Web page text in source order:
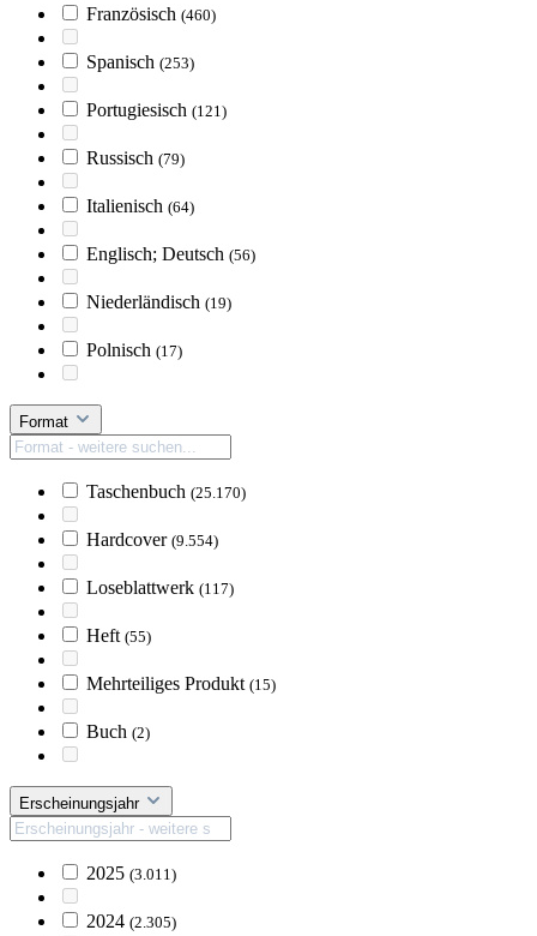
Französisch (460)
Spanisch (253)
Portugiesisch (121)
Russisch (79)
Italienisch (64)
Englisch; Deutsch (56)
Niederländisch (19)
Polnisch (17)
Format
Taschenbuch (25.170)
Hardcover (9.554)
Loseblattwerk (117)
Heft (55)
Mehrteiliges Produkt (15)
Buch (2)
Erscheinungsjahr
2025 (3.011)
2024 (2.305)